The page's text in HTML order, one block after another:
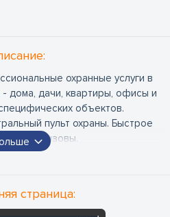
охранные услуги в
- дома, дачи, квартиры, офисы и
объектов.
пульт охраны. Быстрое
на вызовы.
клиентов являются
Балтэзерсе, Калнгале, Гарупе,
доверяют Koblenz
страница: